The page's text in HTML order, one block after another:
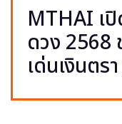
MTHAI เ
ดวง 2568
เด่นเงินตร